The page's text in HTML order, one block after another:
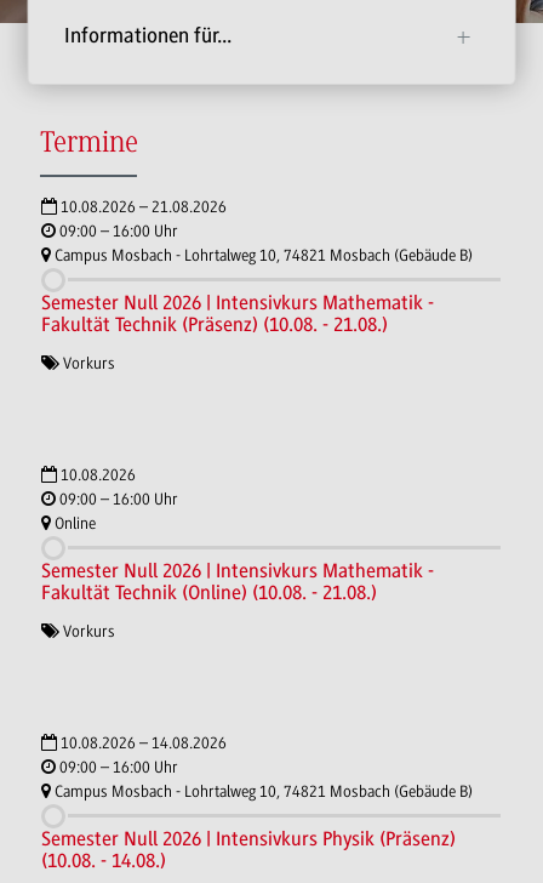
Informationen für...
Termine
10.08.2026 – 21.08.2026
09:00 – 16:00 Uhr
Campus Mosbach - Lohrtalweg 10, 74821 Mosbach (Gebäude B)
Semester Null 2026 | Intensivkurs Mathematik -
Fakultät Technik (Präsenz) (10.08. - 21.08.)
Vorkurs
10.08.2026
09:00 – 16:00 Uhr
Online
Semester Null 2026 | Intensivkurs Mathematik -
Fakultät Technik (Online) (10.08. - 21.08.)
Vorkurs
10.08.2026 – 14.08.2026
09:00 – 16:00 Uhr
Campus Mosbach - Lohrtalweg 10, 74821 Mosbach (Gebäude B)
Semester Null 2026 | Intensivkurs Physik (Präsenz)
(10.08. - 14.08.)